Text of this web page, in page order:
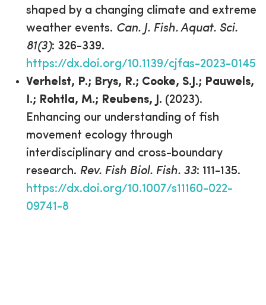
shaped by a changing climate and extreme
weather events. Can. J. Fish. Aquat. Sci.
81(3): 326-339.
https://dx.doi.org/10.1139/cjfas-2023-0145
Verhelst, P.; Brys, R.; Cooke, S.J.; Pauwels,
I.; Rohtla, M.; Reubens, J. (2023).
Enhancing our understanding of fish
movement ecology through
interdisciplinary and cross-boundary
research. Rev. Fish Biol. Fish. 33: 111-135.
https://dx.doi.org/10.1007/s11160-022-
09741-8